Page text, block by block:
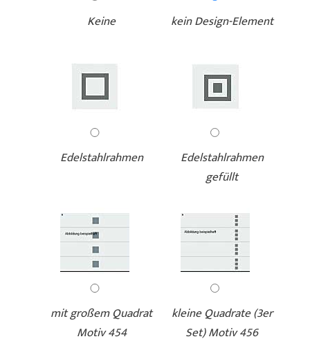
Keine kein Design-Element
Edelstahlrahmen
Edelstahlrahmen
gefüllt
mit großem Quadrat
Motiv 454
kleine Quadrate (3er
Set) Motiv 456